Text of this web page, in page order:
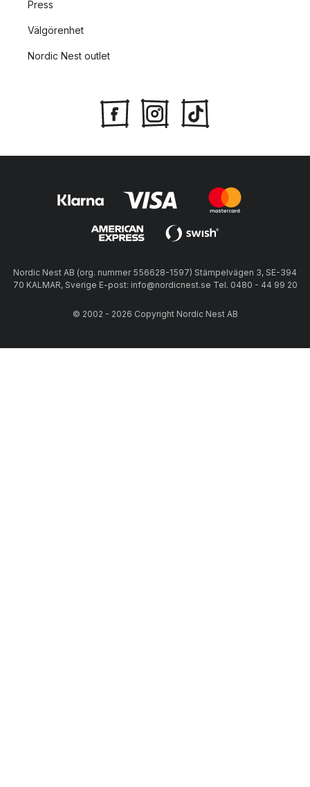
Press
Välgörenhet
Nordic Nest outlet
Nordic Nest AB (org. nummer 556628-1597) Stämpelvägen 3, SE-394
70 KALMAR, Sverige E-post: info@nordicnest.se Tel. 0480 - 44 99 20
© 2002 - 2026 Copyright Nordic Nest AB